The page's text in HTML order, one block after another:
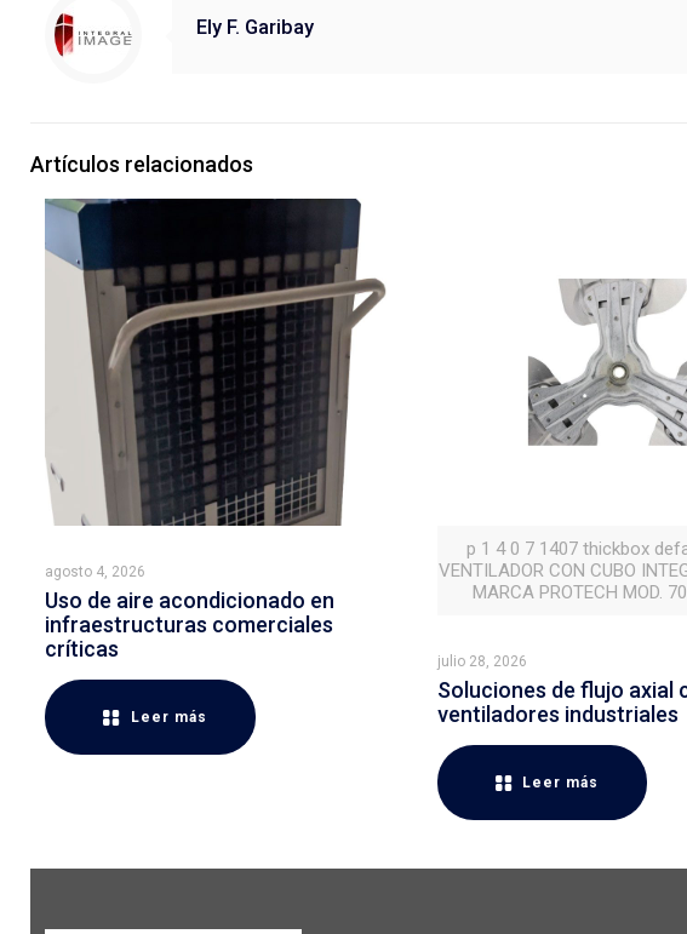
Ely F. Garibay
Artículos relacionados
agosto 4, 2026
Uso de aire acondicionado en
infraestructuras comerciales
críticas
Leer más
p 1 4 0 7 1407 thickbox
VENTILADOR CON CUBO
MARCA PROTECH MOD.
julio 28, 2026
Soluciones de flujo axial
ventiladores industriales
Leer más